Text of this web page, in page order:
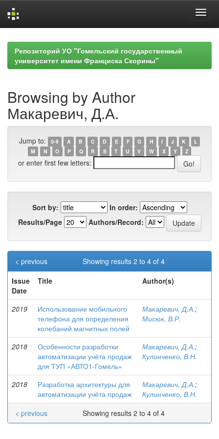
navigationРепозиторий УО "Гомельский государственный
университет имени Франциска Скорины"
Browsing by Author
Макаревич, Д.А.
Jump to: 0-9 A B C D E F G H I J K
L
M
N O P Q R S T U V W X Y Z
or enter first few letters:
Sort by:
In order:
Results/Page
Authors/Record:
Showing results 2 to 4 of 4
< previous
Issue
Date
Title Author(s)
2019
Использование мобильного
телефона для определения
колебаний магнитных полей
Макаревич, Д.А.;
Мисюк, В.Р.
2018
Особенности разработки
автоматизации учѐта продаж
для ТУП «АВТО1-Гомель»
Макаревич, Д.А.;
Кулинченко, В.Н.
2018
Разработка архитектуры для
автоматизации учёта продаж
Макаревич, Д.А.;
Кулинченко, В.Н.
Showing results 2 to 4 of 4
< previous